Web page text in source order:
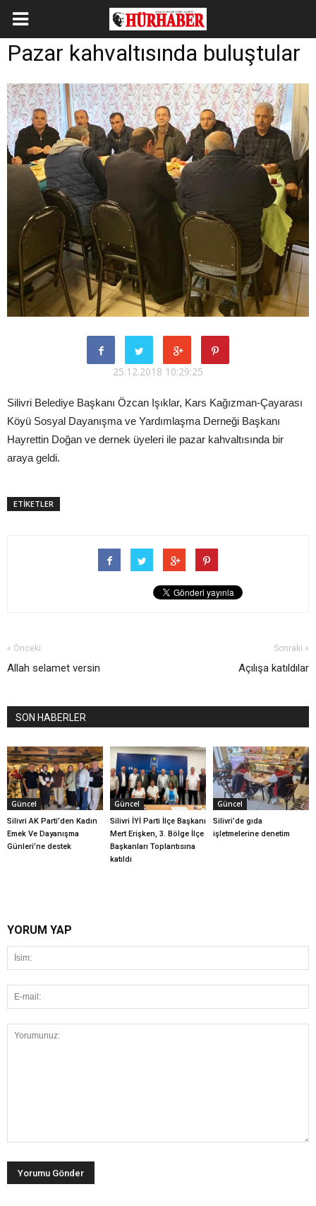
Pazar kahvaltısında buluştular
25.12.2018 10:29:25
Silivri Belediye Başkanı Özcan Işıklar, Kars Kağızman-Çayarası
Köyü Sosyal Dayanışma ve Yardımlaşma Derneği Başkanı
Hayrettin Doğan ve dernek üyeleri ile pazar kahvaltısında bir
araya geldi.
ETİKETLER
« Önceki
Allah selamet versin
Sonraki »
Açılışa katıldılar
SON HABERLER
Güncel
Silivri AK Parti’den Kadın
Emek Ve Dayanışma
Günleri’ne destek
Güncel
Silivri İYİ Parti İlçe Başkanı
Mert Erişken, 3. Bölge İlçe
Başkanları Toplantısına
katıldı
Güncel
Silivri’de gıda
işletmelerine denetim
YORUM YAP